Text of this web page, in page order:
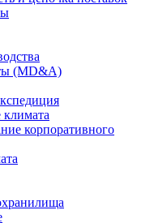
(MD&A)
корпоративного